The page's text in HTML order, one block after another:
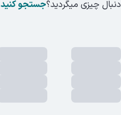
دنبال چیزی میگردید؟جستجو کنید